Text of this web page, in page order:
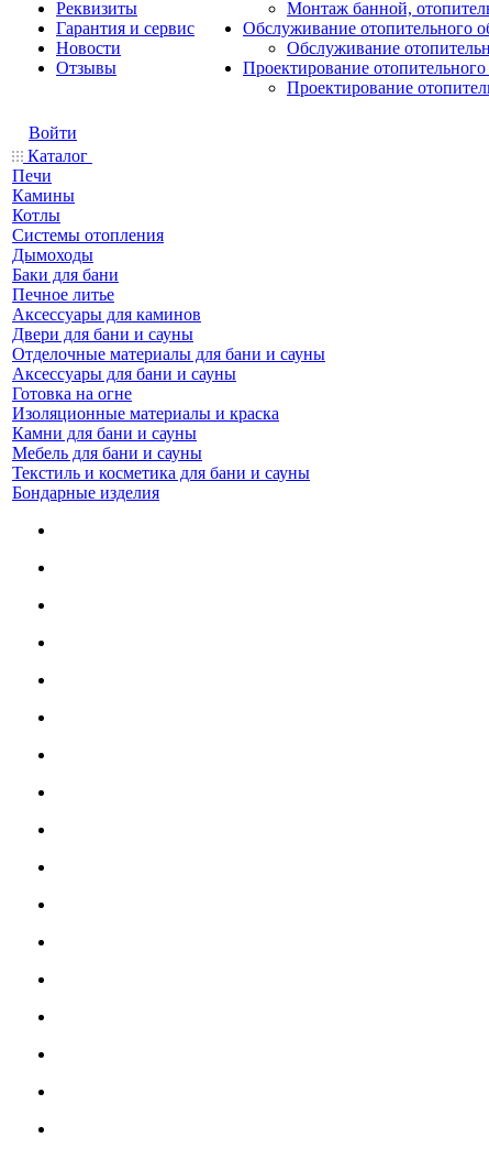
Реквизиты
Гарантия и сервис
Новости
Отзывы
Монтаж банной,
Обслуживание отопительного
Обслуживание
Проектирование
Проектирование
Войти
Каталог
Печи
Камины
Котлы
Системы отопления
Дымоходы
Баки для бани
Печное литье
Аксессуары для каминов
Двери для бани и сауны
Отделочные материалы для бани и сауны
Аксессуары для бани и сауны
Готовка на огне
Изоляционные материалы и краска
Камни для бани и сауны
Мебель для бани и сауны
Текстиль и косметика для бани и сауны
Бондарные изделия